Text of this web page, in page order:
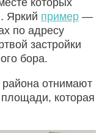
которых
Яркий пример —
по адресу
застройки
бора.
отнимают
которая